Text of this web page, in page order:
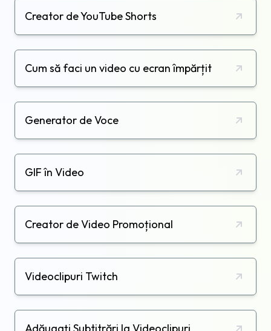
Creator de YouTube Shorts
Cum să faci un video cu ecran împărțit
Generator de Voce
GIF în Video
Creator de Video Promoțional
Videoclipuri Twitch
Adăugați Subtitrări la Videoclipuri